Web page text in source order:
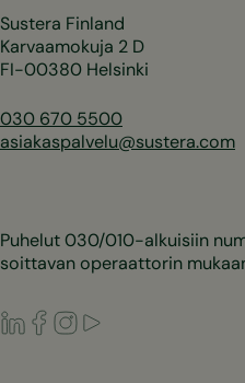
Sustera Finland
Karvaamokuja 2 D
FI-00380 Helsinki
030 670 5500
asiakaspalvelu@sustera.com
Puhelut 030/010-alkuisiin
soittavan operaattorin
LinkedIn
Facebook
Instagram